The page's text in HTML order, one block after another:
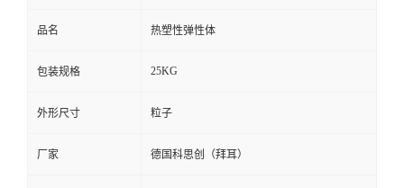
品名 热塑性弹性体
包装规格 25KG
外形尺寸 粒子
厂家 德国科思创（拜耳）